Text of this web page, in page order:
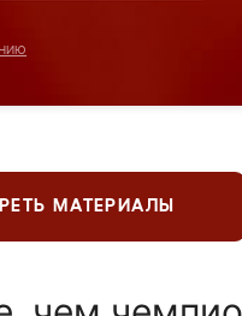
МАТЕРИАЛЫ